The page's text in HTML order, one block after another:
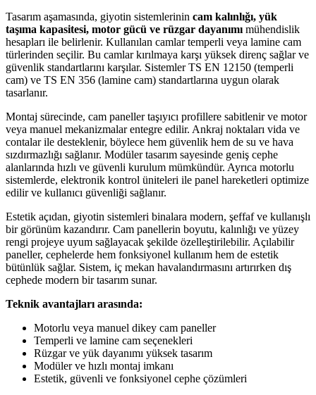
Tasarım aşamasında, giyotin sistemlerinin cam kalınlığı, yük
taşıma kapasitesi, motor gücü ve rüzgar dayanımı mühendislik
hesapları ile belirlenir. Kullanılan camlar temperli veya lamine cam
türlerinden seçilir. Bu camlar kırılmaya karşı yüksek direnç sağlar ve
güvenlik standartlarını karşılar. Sistemler TS EN 12150 (temperli
cam) ve TS EN 356 (lamine cam) standartlarına uygun olarak
tasarlanır.
Montaj sürecinde, cam paneller taşıyıcı profillere sabitlenir ve motor
veya manuel mekanizmalar entegre edilir. Ankraj noktaları vida ve
contalar ile desteklenir, böylece hem güvenlik hem de su ve hava
sızdırmazlığı sağlanır. Modüler tasarım sayesinde geniş cephe
alanlarında hızlı ve güvenli kurulum mümkündür. Ayrıca motorlu
sistemlerde, elektronik kontrol üniteleri ile panel hareketleri optimize
edilir ve kullanıcı güvenliği sağlanır.
Estetik açıdan, giyotin sistemleri binalara modern, şeffaf ve kullanışlı
bir görünüm kazandırır. Cam panellerin boyutu, kalınlığı ve yüzey
rengi projeye uyum sağlayacak şekilde özelleştirilebilir. Açılabilir
paneller, cephelerde hem fonksiyonel kullanım hem de estetik
bütünlük sağlar. Sistem, iç mekan havalandırmasını artırırken dış
cephede modern bir tasarım sunar.
Teknik avantajları arasında:
Motorlu veya manuel dikey cam paneller
Temperli ve lamine cam seçenekleri
Rüzgar ve yük dayanımı yüksek tasarım
Modüler ve hızlı montaj imkanı
Estetik, güvenli ve fonksiyonel cephe çözümleri